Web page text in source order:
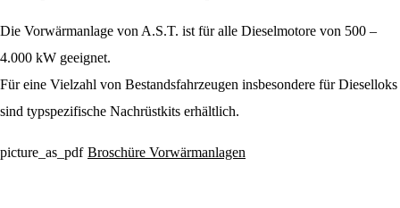
Die Vorwärmanlage von A.S.T. ist für alle Dieselmotore von 500 –
4.000 kW geeignet.
Für eine Vielzahl von Bestandsfahrzeugen insbesondere für Dieselloks
sind typspezifische Nachrüstkits erhältlich.
Broschüre Vorwärmanlagen